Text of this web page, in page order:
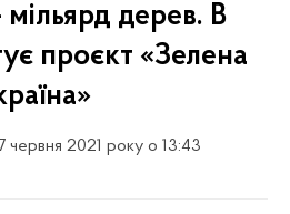
дерев. В
проєкт «Зелена
червня 2021 року о 13:43